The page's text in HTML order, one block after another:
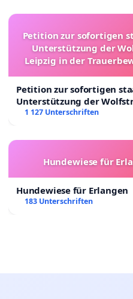
Petition zur sofortigen
Unterstützung der
Leipzig in der
Petition zur sofortigen
Unterstützung der
Leipzig in der
1 127 Unterschriften
Hundewiese für
Hundewiese für Erlangen
183 Unterschriften